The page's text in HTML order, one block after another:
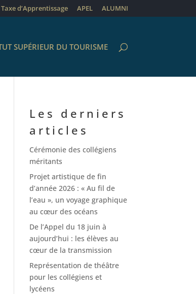
Taxe d’Apprentissage APEL ALUMNI
SUPÉRIEUR DU TOURISME
Les derniers
articles
Cérémonie des collégiens
méritants
Projet artistique de fin
d’année 2026 : « Au fil de
l’eau », un voyage graphique
au cœur des océans
De l’Appel du 18 juin à
aujourd’hui : les élèves au
cœur de la transmission
Représentation de théâtre
pour les collégiens et
lycéens